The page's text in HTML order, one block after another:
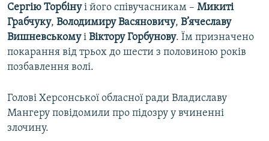
Сергію Торбінуі його співучасникам – Микиті
Грабчуку, Володимиру Васяновичу, В’ячеславу
Вишневськомуі Віктору Горбунову. Їм призначено
покарання від трьох до шести з половиною років
позбавлення волі.
Голові Херсонської обласної ради Владиславу
Мангеру повідомили про підозру у вчиненні
злочину.